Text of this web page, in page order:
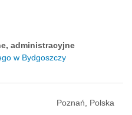
administracyjne
w Bydgoszczy
Poznań, Polska